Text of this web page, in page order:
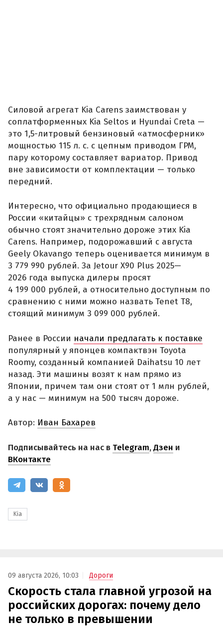
Силовой агрегат Kia Carens заимствован у
соплатформенных Kia Seltos и Hyundai Creta —
это 1,5-литровый бензиновый «атмосферник»
мощностью 115 л. с. с цепным приводом ГРМ,
пару которому составляет вариатор. Привод
вне зависимости от комплектации — только
передний.
Интересно, что официально продающиеся в
России «китайцы» с трехрядным салоном
обычно стоят значительно дороже этих Kia
Carens. Например, подорожавший с августа
Geely Okavango теперь оценивается минимум в
3 779 990 рублей. За Jetour X90 Plus 2025—
2026 года выпуска дилеры просят
4 199 000 рублей, а относительно доступным по
сравнению с ними можно назвать Tenet T8,
стоящий минимум 3 099 000 рублей.
Ранее в России начали предлагать к поставке
популярный у японцев компактвэн Toyota
Roomy, созданный компанией Daihatsu 10 лет
назад. Эти машины возят к нам прямо из
Японии, причем там они стоят от 1 млн рублей,
а у нас — минимум на 500 тысяч дороже.
Автор: Иван Бахарев
Подписывайтесь на нас в Telegram,Дзен и
ВКонтакте
Kia
09 августа 2026, 10:03 Дороги
Скорость стала главной угрозой на
российских дорогах: почему дело
не только в превышении